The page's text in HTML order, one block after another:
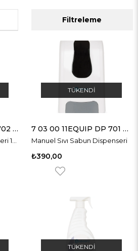
Filtreleme
7 03 00 12EQUIP DP 702 OTOMATİK SABUN DİSPENSERİ 1000ml
Otomatik Sabun Dispanseri 1000ml
TÜKENDI
7 03 00 11EQUIP DP 701 MANUEL SABUN DİSPENSERİ 1000ml
Manuel Sıvı Sabun Dispenseri
₺390,00
TÜKENDI